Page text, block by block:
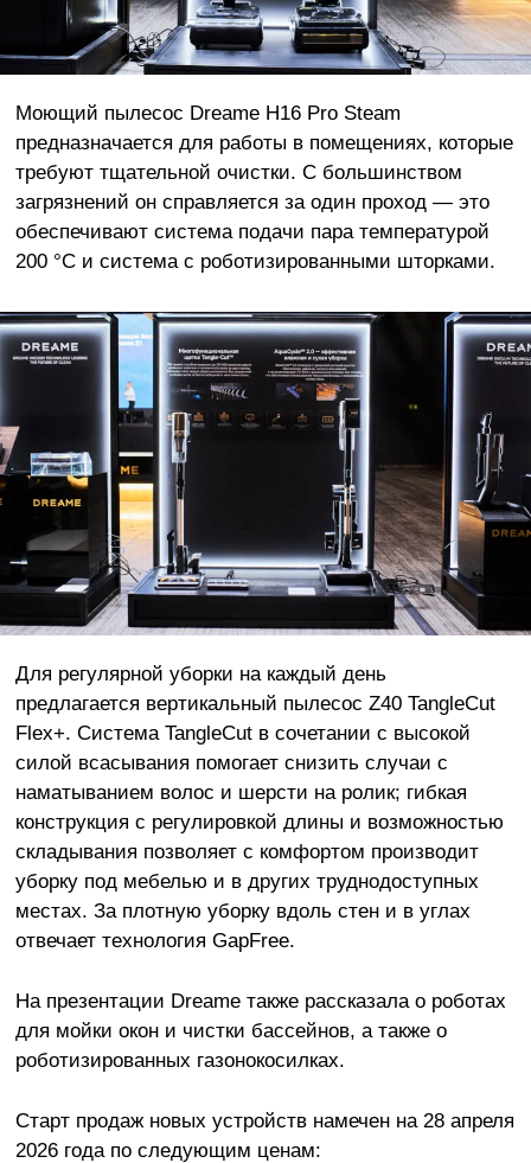
Моющий пылесос Dreame H16 Pro Steam
предназначается для работы в помещениях, которые
требуют тщательной очистки. С большинством
загрязнений он справляется за один проход — это
обеспечивают система подачи пара температурой
200 °C и система с роботизированными шторками.
Для регулярной уборки на каждый день
предлагается вертикальный пылесос Z40 TangleCut
Flex+. Система TangleCut в сочетании с высокой
силой всасывания помогает снизить случаи с
наматыванием волос и шерсти на ролик; гибкая
конструкция с регулировкой длины и возможностью
складывания позволяет с комфортом производит
уборку под мебелью и в других труднодоступных
местах. За плотную уборку вдоль стен и в углах
отвечает технология GapFree.
На презентации Dreame также рассказала о роботах
для мойки окон и чистки бассейнов, а также о
роботизированных газонокосилках.
Старт продаж новых устройств намечен на 28 апреля
2026 года по следующим ценам: